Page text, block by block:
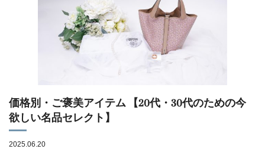
価格別・ご褒美アイテム 【20代・30代のための今
欲しい名品セレクト】
2025.06.20